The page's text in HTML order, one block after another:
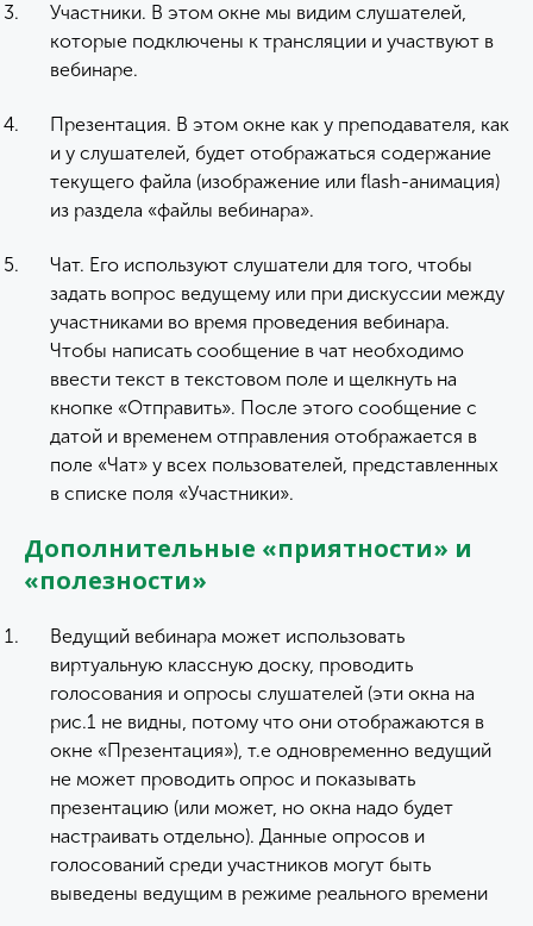
Участники. В этом окне мы видим слушателей,
которые подключены к трансляции и участвуют в
вебинаре.
Презентация. В этом окне как у преподавателя, как
и у слушателей, будет отображаться содержание
текущего файла (изображение или flash-анимация)
из раздела «файлы вебинара».
Чат. Его используют слушатели для того, чтобы
задать вопрос ведущему или при дискуссии между
участниками во время проведения вебинара.
Чтобы написать сообщение в чат необходимо
ввести текст в текстовом поле и щелкнуть на
кнопке «Отправить». После этого сообщение с
датой и временем отправления отображается в
поле «Чат» у всех пользователей, представленных
в списке поля «Участники».
Дополнительные «приятности» и
«полезности»
Ведущий вебинара может использовать
виртуальную классную доску, проводить
голосования и опросы слушателей (эти окна на
рис.1 не видны, потому что они отображаются в
окне «Презентация»), т.е одновременно ведущий
не может проводить опрос и показывать
презентацию (или может, но окна надо будет
настраивать отдельно). Данные опросов и
голосований среди участников могут быть
выведены ведущим в режиме реального времени